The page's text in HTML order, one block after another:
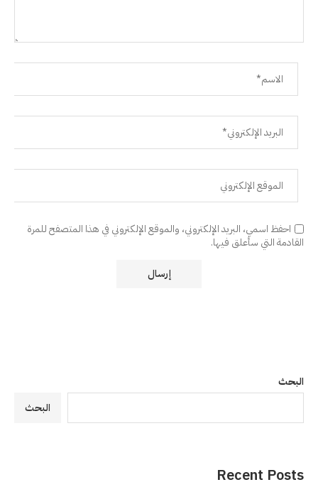
احفظ اسمي، البريد الإلكتروني، والموقع الإلكتروني في هذا المتصفح للمرة
القادمة التي سأعلق فيها.
البحث
البحث
Recent Posts